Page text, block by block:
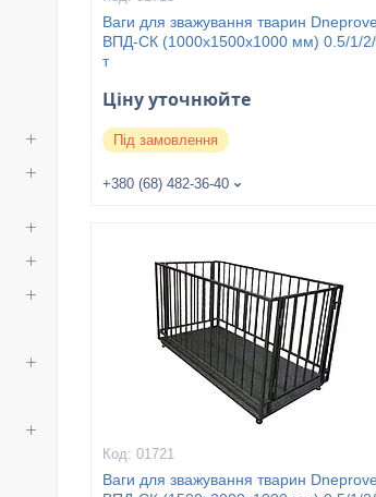
Ваги для зважування тварин
ВПД-СК (1000х1500х1000 мм) 0.5/1/
т
Ціну уточнюйте
Під замовлення
+380 (68) 482-36-40
01721
Ваги для зважування тварин